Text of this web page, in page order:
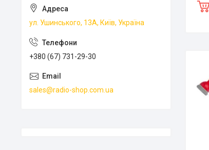
ул. Ушинського, 13А, Київ, Україна
+380 (67) 731-29-30
sales@radio-shop.com.ua